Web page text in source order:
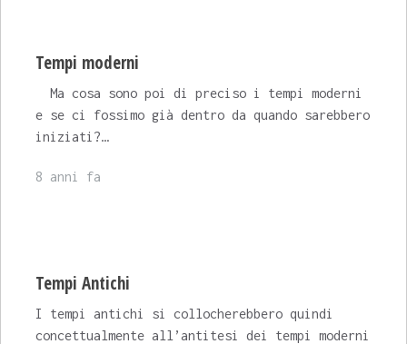
Tempi moderni
Ma cosa sono poi di preciso i tempi moderni
e se ci fossimo già dentro da quando sarebbero
iniziati?…
8 anni fa
Tempi Antichi
I tempi antichi si collocherebbero quindi
concettualmente all’antitesi dei tempi moderni